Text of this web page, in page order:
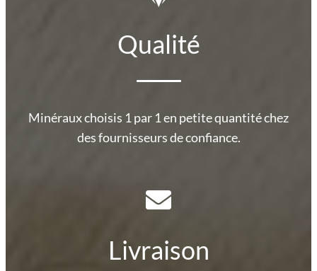
Qualité
Minéraux choisis 1 par 1 en petite quantité chez
des fournisseurs de confiance.
Livraison